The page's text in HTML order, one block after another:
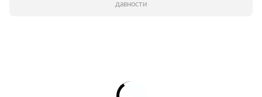
давности